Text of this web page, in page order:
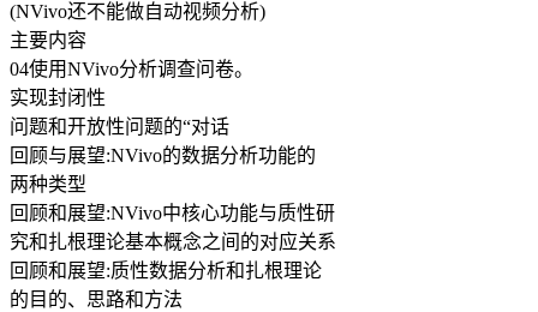
(NVivo还不能做自动视频分析)
主要内容
04使用NVivo分析调查问卷。
实现封闭性
问题和开放性问题的“对话
回顾与展望:NVivo的数据分析功能的
两种类型
回顾和展望:NVivo中核心功能与质性研
究和扎根理论基本概念之间的对应关系
回顾和展望:质性数据分析和扎根理论
的目的、思路和方法